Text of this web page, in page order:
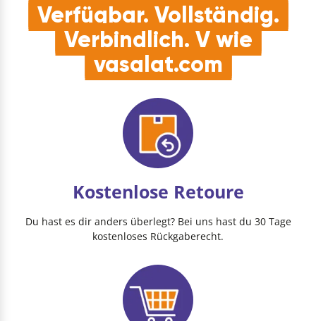
Verfügbar. Vollständig.
Verbindlich. V wie
vasalat.com
Kostenlose Retoure
Du hast es dir anders überlegt? Bei uns hast du 30 Tage
kostenloses Rückgaberecht.